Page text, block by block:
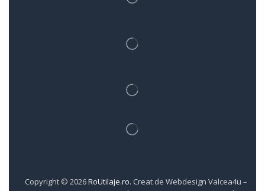
Copyright © 2026RoUtilaje.ro. Creat de Webdesign Valcea4u –